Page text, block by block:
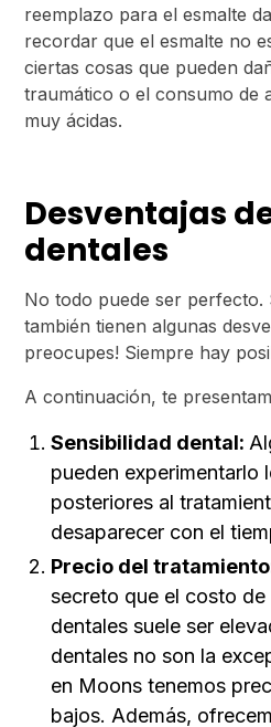
reemplazo para el esmalte
recordar que el esmalte no
ciertas cosas que pueden
traumático o el consumo de
muy ácidas.
Desventajas
dentales
No todo puede ser perfecto.
también tienen algunas
preocupes! Siempre hay
A continuación, te
Sensibilidad dental:
pueden experimentarlo
posteriores al
desaparecer con el
Precio del
secreto que el costo
dentales suele ser
dentales no son la
en Moons tenemos
bajos. Además,